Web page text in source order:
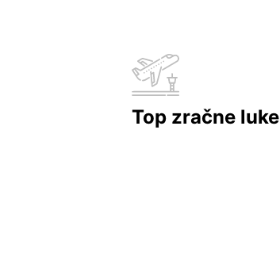
Top zračne luke